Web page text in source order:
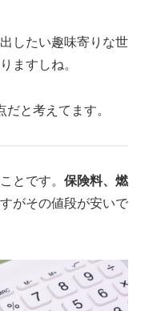
したい趣味寄りな世
ますしね。
と考えてます。
とです。 保険料、燃
がその値段が安いで